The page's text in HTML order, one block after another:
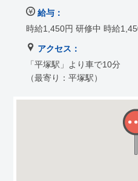
給与：
時給1,450円 研修中 時給
アクセス：
「平塚駅」より車で10分
（最寄り：平塚駅）